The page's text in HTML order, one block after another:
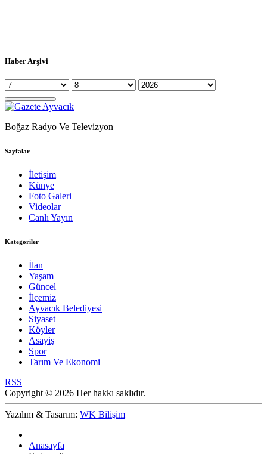
Haber Arşivi
Boğaz Radyo Ve Televizyon
Sayfalar
İletişim
Künye
Foto Galeri
Videolar
Canlı Yayın
Kategoriler
İlan
Yaşam
Güncel
İlçemiz
Ayvacık Belediyesi
Siyaset
Köyler
Asayiş
Spor
Tarım Ve Ekonomi
RSS
Copyright © 2026 Her hakkı saklıdır.
Yazılım & Tasarım: WK Bilişim
Anasayfa